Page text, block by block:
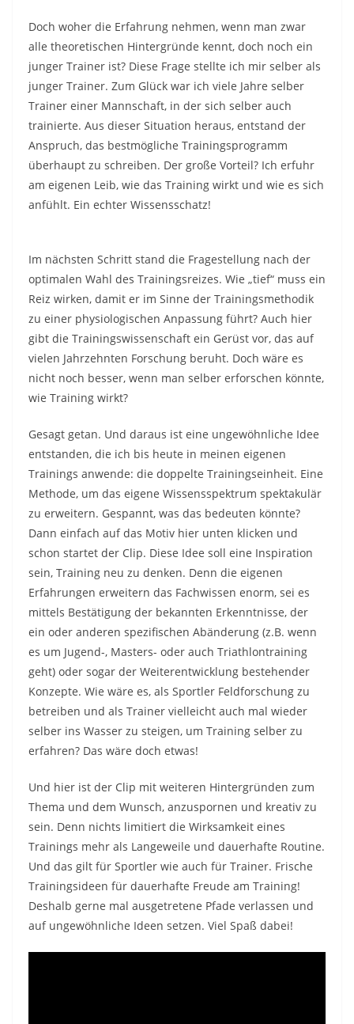
Doch woher die Erfahrung nehmen, wenn man zwar
alle theoretischen Hintergründe kennt, doch noch ein
junger Trainer ist? Diese Frage stellte ich mir selber als
junger Trainer. Zum Glück war ich viele Jahre selber
Trainer einer Mannschaft, in der sich selber auch
trainierte. Aus dieser Situation heraus, entstand der
Anspruch, das bestmögliche Trainingsprogramm
überhaupt zu schreiben. Der große Vorteil? Ich erfuhr
am eigenen Leib, wie das Training wirkt und wie es sich
anfühlt. Ein echter Wissensschatz!
Im nächsten Schritt stand die Fragestellung nach der
optimalen Wahl des Trainingsreizes. Wie „tief“ muss ein
Reiz wirken, damit er im Sinne der Trainingsmethodik
zu einer physiologischen Anpassung führt? Auch hier
gibt die Trainingswissenschaft ein Gerüst vor, das auf
vielen Jahrzehnten Forschung beruht. Doch wäre es
nicht noch besser, wenn man selber erforschen könnte,
wie Training wirkt?
Gesagt getan. Und daraus ist eine ungewöhnliche Idee
entstanden, die ich bis heute in meinen eigenen
Trainings anwende: die doppelte Trainingseinheit. Eine
Methode, um das eigene Wissensspektrum spektakulär
zu erweitern. Gespannt, was das bedeuten könnte?
Dann einfach auf das Motiv hier unten klicken und
schon startet der Clip. Diese Idee soll eine Inspiration
sein, Training neu zu denken. Denn die eigenen
Erfahrungen erweitern das Fachwissen enorm, sei es
mittels Bestätigung der bekannten Erkenntnisse, der
ein oder anderen spezifischen Abänderung (z.B. wenn
es um Jugend-, Masters- oder auch Triathlontraining
geht) oder sogar der Weiterentwicklung bestehender
Konzepte. Wie wäre es, als Sportler Feldforschung zu
betreiben und als Trainer vielleicht auch mal wieder
selber ins Wasser zu steigen, um Training selber zu
erfahren? Das wäre doch etwas!
Und hier ist der Clip mit weiteren Hintergründen zum
Thema und dem Wunsch, anzuspornen und kreativ zu
sein. Denn nichts limitiert die Wirksamkeit eines
Trainings mehr als Langeweile und dauerhafte Routine.
Und das gilt für Sportler wie auch für Trainer. Frische
Trainingsideen für dauerhafte Freude am Training!
Deshalb gerne mal ausgetretene Pfade verlassen und
auf ungewöhnliche Ideen setzen. Viel Spaß dabei!